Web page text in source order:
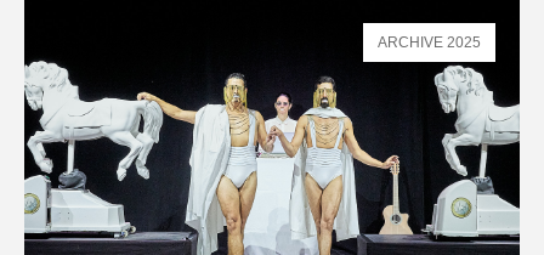
ARCHIVE 2025